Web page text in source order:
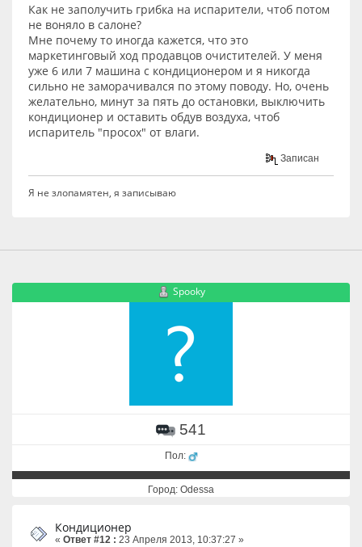
Как не заполучить грибка на испарители, чтоб потом
не воняло в салоне?
Мне почему то иногда кажется, что это
маркетинговый ход продавцов очистителей. У меня
уже 6 или 7 машина с кондиционером и я никогда
сильно не заморачивался по этому поводу. Но, очень
желательно, минут за пять до остановки, выключить
кондиционер и оставить обдув воздуха, чтоб
испаритель "просох" от влаги.
Записан
Я не злопамятен, я записываю
Spooky
541
Пол:
Город: Odessa
Кондиционер
« Ответ #12 : 23 Апреля 2013, 10:37:27 »